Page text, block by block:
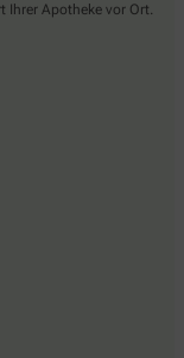
Ihrer Apotheke vor Ort.